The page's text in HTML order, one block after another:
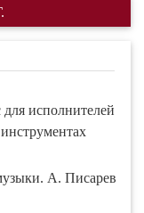
исполнителей
А. Писарев